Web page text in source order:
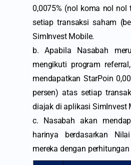
0,0075% (nol koma nol
setiap transaksi saham
SimInvest Mobile.
b. Apabila Nasabah
mengikuti program
mendapatkan StarPoin
persen) atas setiap
diajak di aplikasi SimInvest
c. Nasabah akan
harinya berdasarkan
mereka dengan